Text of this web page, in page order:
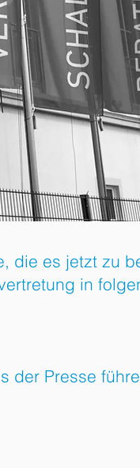
die es jetzt zu
in
der Presse